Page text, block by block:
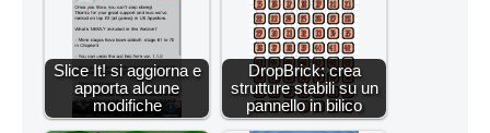
Slice It! si aggiorna e
apporta alcune
modifiche
DropBrick: crea
strutture stabili su un
pannello in bilico